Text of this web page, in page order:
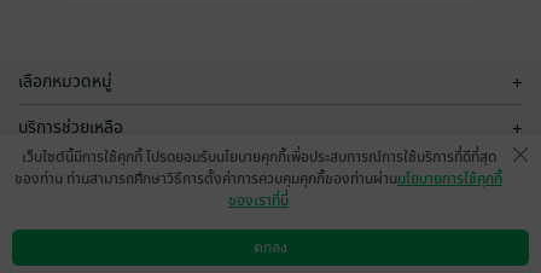
เลือกหมวดหมู่ +
บริการช่วยเหลือ +
เกี่ยวกับเรา
ดาวน์โหลดแอป วิธีการใช้งาน ติดต่อเรา
เว็บไซต์นี้มีการใช้คุกกี้ โปรดยอมรับนโยบายคุกกี้เพื่อประสบการณ์การใช้บริการที่ดีที่สุด
ของท่าน ท่านสามารถศึกษาวิธีการตั้งค่าการควบคุมคุกกี้ของท่านผ่านนโยบายการใช้คุกกี้
ของเราที่นี่
ตกลง